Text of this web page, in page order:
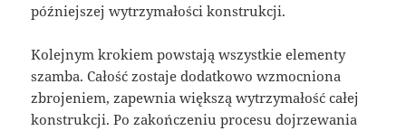
późniejszej wytrzymałości konstrukcji.
Kolejnym krokiem powstają wszystkie elementy
szamba. Całość zostaje dodatkowo wzmocniona
zbrojeniem, zapewnia większą wytrzymałość całej
konstrukcji. Po zakończeniu procesu dojrzewania